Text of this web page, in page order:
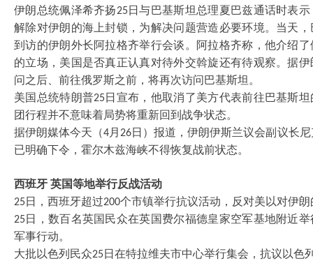
伊朗总统佩泽希齐扬25日与巴基斯坦总理夏巴兹通话时表
解除对伊朗的海上封锁，为解决问题营造必要环境。当天
到访的伊朗外长阿拉格齐举行会谈。阿拉格齐称，他介绍
的立场，美国是否真正认真对待外交斡旋还有待观察。据伊
问之后、前往俄罗斯之前，将再次访问巴基斯坦。
美国总统特朗普25日宣布，他取消了美方代表前往巴基斯
团行程并不意味着局势将重新回到战争状态。
据伊朗媒体今天（4月 26日）报道，伊朗伊斯兰议会副议长
已明确下令，霍尔木兹海峡不得恢复战前状态。
西班牙 英国等地举行反战活动
25日，西班牙超过200个市镇举行抗议活动，反对美以对伊
25日，数百名英国民众在英国费尔福德皇家空军基地附近
军事行动。
大批以色列民众25日在特拉维夫市中心举行集会，抗议以色